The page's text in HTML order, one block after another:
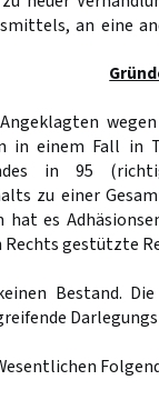
an eine
in einem Fall in
in 95
zu einer
es
gestützte
Bestand.